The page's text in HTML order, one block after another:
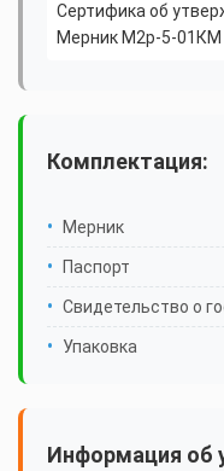
Сертифика об
Мерник М2р-5-01КМ
Комплектация:
Мерник
Паспорт
Свидетельство о
Упаковка
Информация об